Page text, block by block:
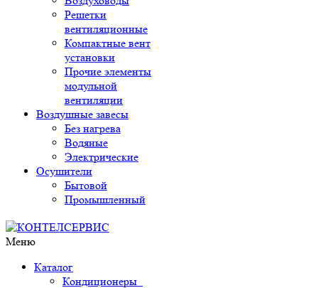
Решетки
вентиляционные
Компактные вент
установки
Прочие элементы
модульной
вентиляции
Воздушные завесы
Без нагрева
Водяные
Электрические
Осушители
Бытовой
Промышленный
Меню
Каталог
Кондиционеры